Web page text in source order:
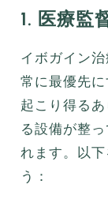
1. 医療監
イボガイン
常に最優先
起こり得る
る設備が整
れます。以
う：